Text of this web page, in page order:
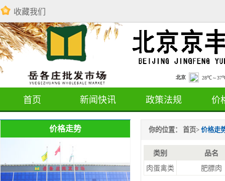
收藏我们
首页 新闻快讯 政策法规 价
价格走势 你的位置： 首页> 价格走
类别
品名
肉蛋禽类
肥膘肉